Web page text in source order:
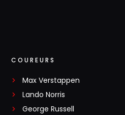
COUREURS
Max Verstappen
Lando Norris
George Russell